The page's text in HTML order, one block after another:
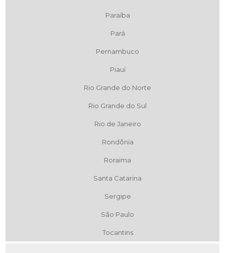
Paraíba
Pará
Pernambuco
Piauí
Rio Grande do Norte
Rio Grande do Sul
Rio de Janeiro
Rondônia
Roraima
Santa Catarina
Sergipe
São Paulo
Tocantins